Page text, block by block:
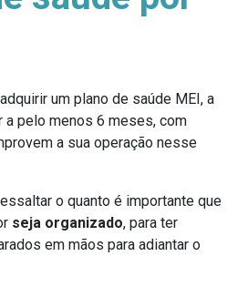
um plano de saúde MEI, a
pelo menos 6 meses, com
a sua operação nesse
o quanto é importante que
seja organizado, para ter
em mãos para adiantar o